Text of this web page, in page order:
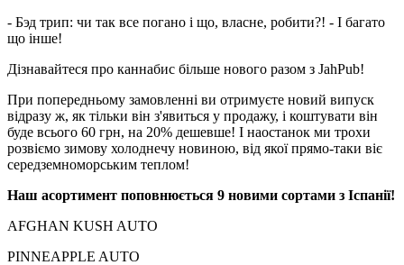
- Бэд трип: чи так все погано і що, власне, робити?! - І багато
що інше!
Дізнавайтеся про каннабис більше нового разом з JahPub!
При попередньому замовленні ви отримуєте новий випуск
відразу ж, як тільки він з'явиться у продажу, і коштувати він
буде всього 60 грн, на 20% дешевше! І наостанок ми трохи
розвіємо зимову холоднечу новиною, від якої прямо-таки віє
середземноморським теплом!
Наш асортимент поповнюється 9 новими сортами з Іспанії!
AFGHAN KUSH AUTO
PINNEAPPLE AUTO